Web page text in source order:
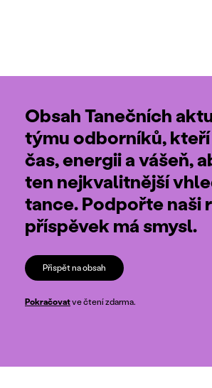
Obsah Tanečních
týmu odborníků,
čas, energii a vášeň,
ten nejkvalitnější
tance. Podpořte naši
příspěvek má smysl.
Přispět na obsah
Pokračovatve čtení zdarma.